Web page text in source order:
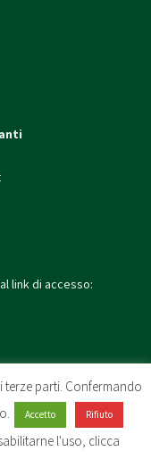
link di accesso:
parti. Confermando
Accetto Rifiuto
l'uso, clicca